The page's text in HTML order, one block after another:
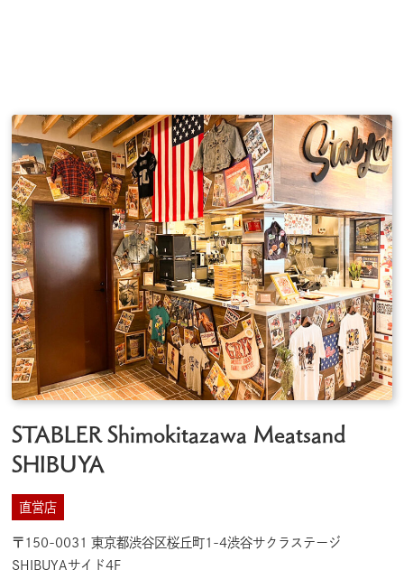
STABLER Shimokitazawa Meatsand
SHIBUYA
直営店
〒150-0031 東京都渋谷区桜丘町1-4渋谷サクラステージ
SHIBUYAサイド4F